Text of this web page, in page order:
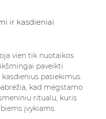
ir kasdieniai
vien tik nuotaikos
paveikti
pasiekimus.
kad mėgstamo
ritualu, kuris
įvykiams.